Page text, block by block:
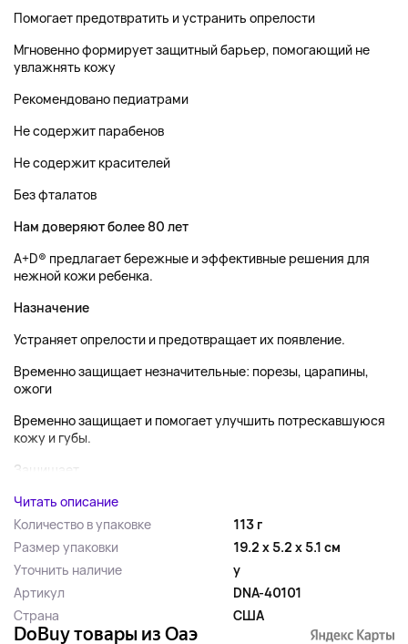
Помогает предотвратить и устранить опрелости
Мгновенно формирует защитный барьер, помогающий не
увлажнять кожу
Рекомендовано педиатрами
Не содержит парабенов
Не содержит красителей
Без фталатов
Нам доверяют более 80 лет
A+D® предлагает бережные и эффективные решения для
нежной кожи ребенка.
Назначение
Устраняет опрелости и предотвращает их появление.
Временно защищает незначительные: порезы, царапины,
ожоги
Временно защищает и помогает улучшить потрескавшуюся
кожу и губы.
Защищает...
Читать описание
Количество в упаковке
113 г
Размер упаковки
19.2 x 5.2 x 5.1 см
Уточнить наличие
y
Артикул
DNA-40101
Страна
США